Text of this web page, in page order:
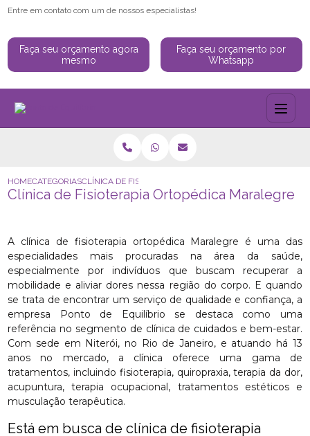
Entre em contato com um de nossos especialistas!
Faça seu orçamento agora
mesmo
Faça seu orçamento por
Whatsapp
HOMECATEGORIASCLÍNICA DE FISIOTERAPIA ORTOPÉDICA MARALEGRE
Clínica de Fisioterapia Ortopédica Maralegre
A clínica de fisioterapia ortopédica Maralegre é uma das
especialidades mais procuradas na área da saúde,
especialmente por indivíduos que buscam recuperar a
mobilidade e aliviar dores nessa região do corpo. E quando
se trata de encontrar um serviço de qualidade e confiança, a
empresa Ponto de Equilíbrio se destaca como uma
referência no segmento de clínica de cuidados e bem-estar.
Com sede em Niterói, no Rio de Janeiro, e atuando há 13
anos no mercado, a clínica oferece uma gama de
tratamentos, incluindo fisioterapia, quiropraxia, terapia da dor,
acupuntura, terapia ocupacional, tratamentos estéticos e
musculação terapêutica.
Está em busca de clínica de fisioterapia